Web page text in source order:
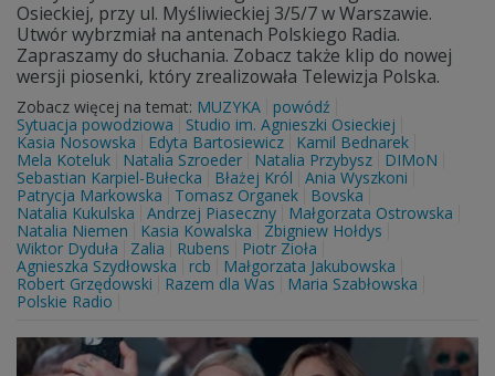
Osieckiej, przy ul. Myśliwieckiej 3/5/7 w Warszawie.
Utwór wybrzmiał na antenach Polskiego Radia.
Zapraszamy do słuchania. Zobacz także klip do nowej
wersji piosenki, który zrealizowała Telewizja Polska.
Zobacz więcej na temat: MUZYKA
powódź
Sytuacja powodziowa
Studio im. Agnieszki Osieckiej
Kasia Nosowska
Edyta Bartosiewicz
Kamil Bednarek
Mela Koteluk
Natalia Szroeder Natalia Przybysz
DIMoN
Sebastian Karpiel-Bułecka
Błażej Król
Ania Wyszkoni
Patrycja Markowska
Tomasz Organek
Bovska
Natalia Kukulska
Andrzej Piaseczny
Małgorzata Ostrowska
Natalia Niemen
Kasia Kowalska
Zbigniew Hołdys
Wiktor Dyduła
Zalia Rubens
Piotr Zioła
Agnieszka Szydłowska
rcb
Małgorzata Jakubowska
Robert Grzędowski
Razem dla Was
Maria Szabłowska
Polskie Radio